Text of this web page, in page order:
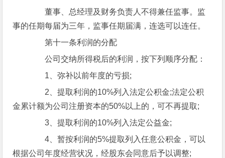
董事、总经理及财务负责人不得兼任监事。监
事的任期每届为三年，监事任期届满，连选可以连任。
第十一条利润的分配
公司交纳所得税后的利润，按下列顺序分配：
1、弥补以前年度的亏损;
2、提取利润的10%列入法定公积金;法定公积
金累计额为公司注册资本的50%以上的，可不再提取;
3、提取利润的10%列入法定公益金;
4、暂按利润的5%提取列入任意公积金，可以
根据公司年度经营状况，经股东会同意后予以调整;